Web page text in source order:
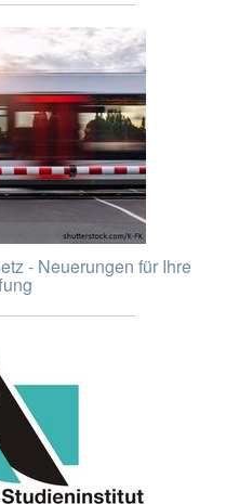
- Neuerungen für Ihre